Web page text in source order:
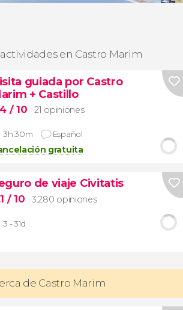
en Castro Marim
guiada por Castro
+ Castillo
/ 10 21 opiniones
3h 30m Español
gratuita
de viaje Civitatis
/ 10 3.280 opiniones
3 - 31d
de Castro Marim